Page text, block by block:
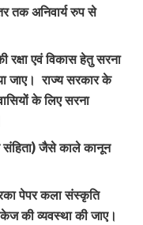
तकअनिवार्यरुपसे
रक्षाएवंविकासहेतुसरना
जाए।राज्यसरकारके
केलिएसरना
संहिता)जैसेकालेकानून
पेपरकलासंस्कृति
कीव्यवस्थाकीजाए।